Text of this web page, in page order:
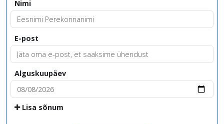
Nimi
E-post
Alguskuupäev
Lisa sõnum